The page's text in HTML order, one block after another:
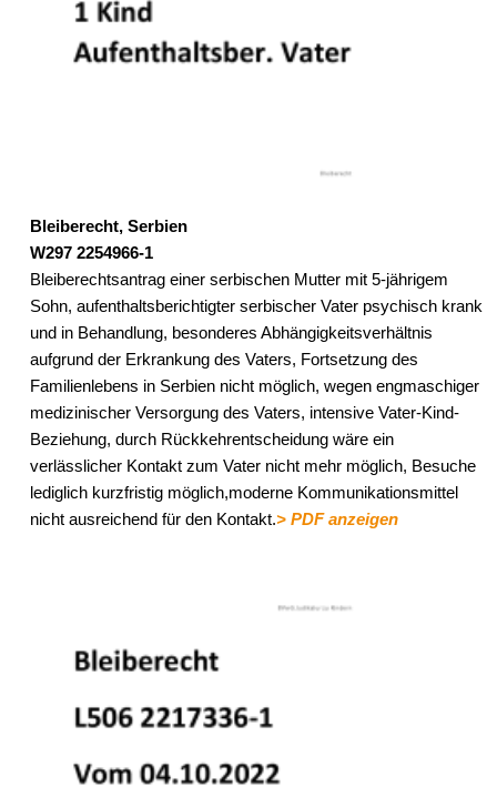
Bleiberecht, Serbien
W297 2254966-1
Bleiberechtsantrag einer serbischen Mutter mit 5-jährigem
Sohn, aufenthaltsberichtigter serbischer Vater psychisch krank
und in Behandlung, besonderes Abhängigkeitsverhältnis
aufgrund der Erkrankung des Vaters, Fortsetzung des
Familienlebens in Serbien nicht möglich, wegen engmaschiger
medizinischer Versorgung des Vaters, intensive Vater-Kind-
Beziehung, durch Rückkehrentscheidung wäre ein
verlässlicher Kontakt zum Vater nicht mehr möglich, Besuche
lediglich kurzfristig möglich,moderne Kommunikationsmittel
nicht ausreichend für den Kontakt.> PDF anzeigen